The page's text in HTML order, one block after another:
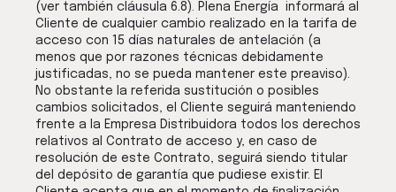
(ver también cláusula 6.8). Plena Energía informará al
Cliente de cualquier cambio realizado en la tarifa de
acceso con 15 días naturales de antelación (a
menos que por razones técnicas debidamente
justificadas, no se pueda mantener este preaviso).
No obstante la referida sustitución o posibles
cambios solicitados, el Cliente seguirá manteniendo
frente a la Empresa Distribuidora todos los derechos
relativos al Contrato de acceso y, en caso de
resolución de este Contrato, seguirá siendo titular
del depósito de garantía que pudiese existir. El